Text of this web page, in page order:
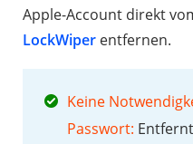
Apple-Account direkt
LockWiper entfernen.
Keine
Passwort: